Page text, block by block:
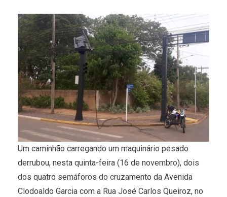
Um caminhão carregando um maquinário pesado
derrubou, nesta quinta-feira (16 de novembro), dois
dos quatro semáforos do cruzamento da Avenida
Clodoaldo Garcia com a Rua José Carlos Queiroz, no